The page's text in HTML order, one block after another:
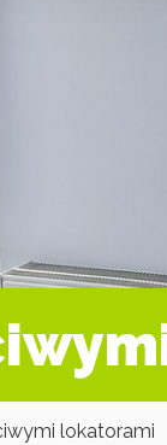
lokatorami